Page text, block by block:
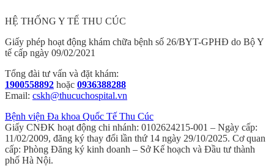
HỆ THỐNG Y TẾ THU CÚC
Giấy phép hoạt động khám chữa bệnh số 26/BYT-GPHĐ do Bộ Y
tế cấp ngày 09/02/2021
Tổng đài tư vấn và đặt khám:
1900558892 hoặc 0936388288
Email: cskh@thucuchospital.vn
Bệnh viện Đa khoa Quốc Tế Thu Cúc
Giấy CNĐK hoạt động chi nhánh: 0102624215-001 – Ngày cấp:
11/02/2009, đăng ký thay đổi lần thứ 14 ngày 29/10/2025. Cơ quan
cấp: Phòng Đăng ký kinh doanh – Sở Kế hoạch và Đầu tư thành
phố Hà Nội.